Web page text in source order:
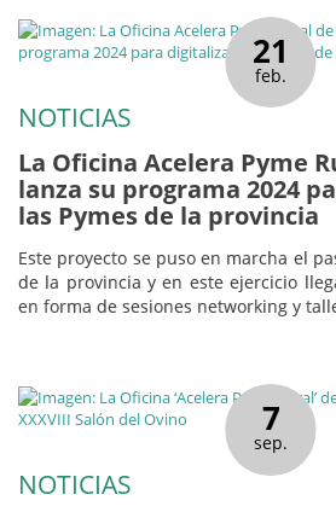
21
feb.
NOTICIAS
La Oficina Acelera Pyme
lanza su programa 2024
las Pymes de la provincia
Este proyecto se puso en marcha el
de la provincia y en este ejercicio
en forma de sesiones networking y
7
sep.
NOTICIAS